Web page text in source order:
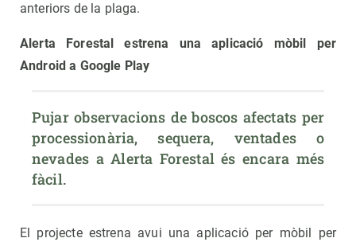
anteriors de la plaga.
Alerta Forestal estrena una aplicació mòbil per
Android a Google Play
Pujar observacions de boscos afectats per
processionària, sequera, ventades o
nevades a Alerta Forestal és encara més
fàcil.
El projecte estrena avui una aplicació per mòbil per